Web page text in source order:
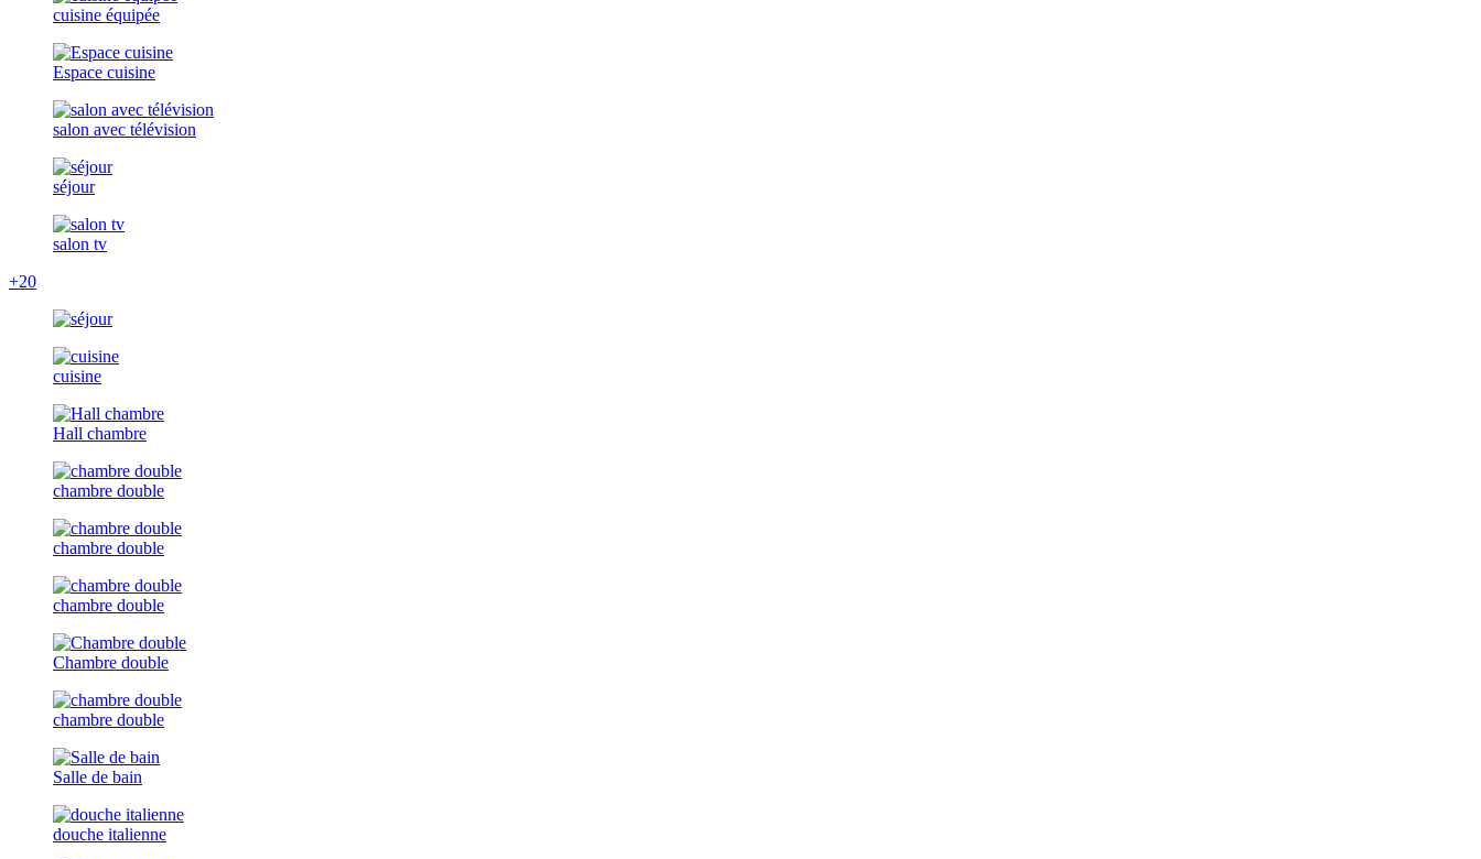
cuisine équipée
Espace cuisine
salon avec télévision
séjour
salon tv
+20
cuisine
Hall chambre
chambre double
chambre double
chambre double
Chambre double
chambre double
Salle de bain
douche italienne